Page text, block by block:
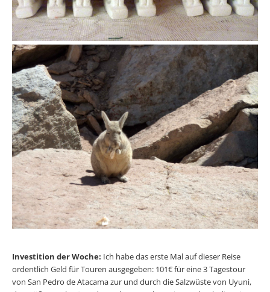
Investition der Woche: Ich habe das erste Mal auf dieser Reise
ordentlich Geld für Touren ausgegeben: 101€ für eine 3 Tagestour
von San Pedro de Atacama zur und durch die Salzwüste von Uyuni,